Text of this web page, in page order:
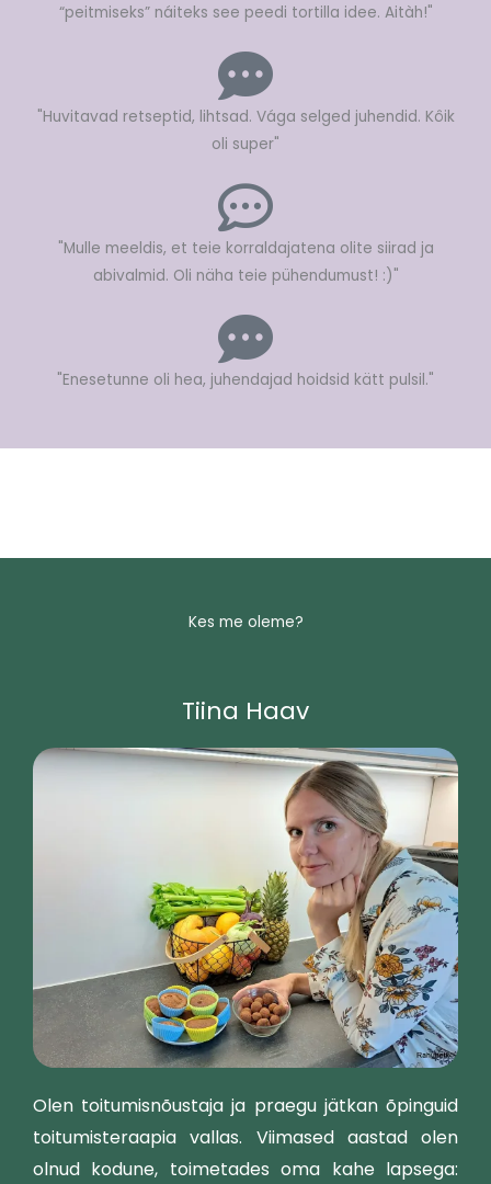
“peitmiseks” náiteks see peedi tortilla idee. Aitàh!"
"Huvitavad retseptid, lihtsad. Vága selged juhendid. Kôik
oli super"
"Mulle meeldis, et teie korraldajatena olite siirad ja
abivalmid. Oli näha teie pühendumust! :)"
"Enesetunne oli hea, juhendajad hoidsid kätt pulsil."
Kes me oleme?
Tiina Haav
Olen toitumisnõustaja ja praegu jätkan õpinguid
toitumisteraapia vallas. Viimased aastad olen
olnud kodune, toimetades oma kahe lapsega: